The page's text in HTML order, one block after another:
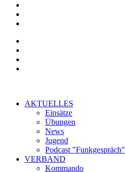
AKTUELLES
Einsätze
Übungen
News
Jugend
Podcast "Funkgespräch"
VERBAND
Kommando